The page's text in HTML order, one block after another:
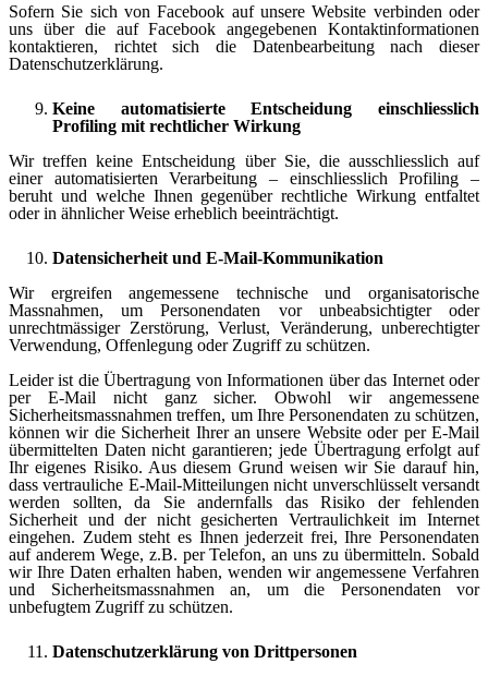
Sofern Sie sich von Facebook auf unsere Website verbinden oder
uns über die auf Facebook angegebenen Kontaktinformationen
kontaktieren, richtet sich die Datenbearbeitung nach dieser
Datenschutzerklärung.
Keine automatisierte Entscheidung einschliesslich
Profiling mit rechtlicher Wirkung
Wir treffen keine Entscheidung über Sie, die ausschliesslich auf
einer automatisierten Verarbeitung – einschliesslich Profiling –
beruht und welche Ihnen gegenüber rechtliche Wirkung entfaltet
oder in ähnlicher Weise erheblich beeinträchtigt.
Datensicherheit und E-Mail-Kommunikation
Wir ergreifen angemessene technische und organisatorische
Massnahmen, um Personendaten vor unbeabsichtigter oder
unrechtmässiger Zerstörung, Verlust, Veränderung, unberechtigter
Verwendung, Offenlegung oder Zugriff zu schützen.
Leider ist die Übertragung von Informationen über das Internet oder
per E-Mail nicht ganz sicher. Obwohl wir angemessene
Sicherheitsmassnahmen treffen, um Ihre Personendaten zu schützen,
können wir die Sicherheit Ihrer an unsere Website oder per E-Mail
übermittelten Daten nicht garantieren; jede Übertragung erfolgt auf
Ihr eigenes Risiko. Aus diesem Grund weisen wir Sie darauf hin,
dass vertrauliche E-Mail-Mitteilungen nicht unverschlüsselt versandt
werden sollten, da Sie andernfalls das Risiko der fehlenden
Sicherheit und der nicht gesicherten Vertraulichkeit im Internet
eingehen. Zudem steht es Ihnen jederzeit frei, Ihre Personendaten
auf anderem Wege, z.B. per Telefon, an uns zu übermitteln. Sobald
wir Ihre Daten erhalten haben, wenden wir angemessene Verfahren
und Sicherheitsmassnahmen an, um die Personendaten vor
unbefugtem Zugriff zu schützen.
Datenschutzerklärung von Drittpersonen